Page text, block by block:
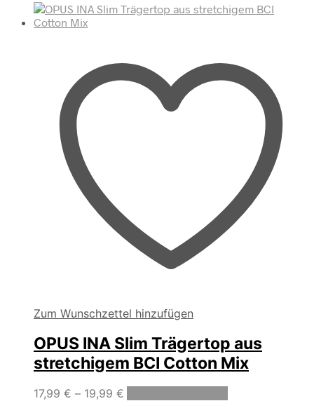
Die
der
Produktseite
gewählt
werden
Zum Wunschzettel hinzufügen
OPUS INA Slim Trägertop aus
stretchigem BCI Cotton Mix
17,99 € – 19,99 €